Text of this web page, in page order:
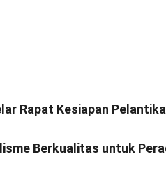
Rapat Kesiapan
Berkualitas untuk